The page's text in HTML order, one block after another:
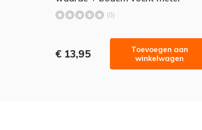
(0)
€ 13,95
Toevoegen aan
winkelwagen